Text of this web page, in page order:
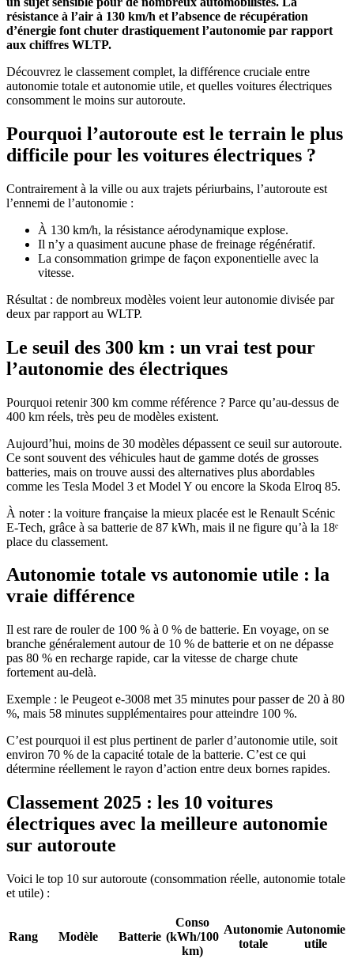
résistance à l’air à 130 km/h et l’absence de récupération
d’énergie font chuter drastiquement l’autonomie par rapport
aux chiffres WLTP.
Découvrez le classement complet, la différence cruciale entre
autonomie totale et autonomie utile, et quelles voitures électriques
consomment le moins sur autoroute.
Pourquoi l’autoroute est le terrain le plus
difficile pour les voitures électriques ?
Contrairement à la ville ou aux trajets périurbains, l’autoroute est
l’ennemi de l’autonomie :
À 130 km/h, la résistance aérodynamique explose.
Il n’y a quasiment aucune phase de freinage régénératif.
La consommation grimpe de façon exponentielle avec la
vitesse.
Résultat : de nombreux modèles voient leur autonomie divisée par
deux par rapport au WLTP.
Le seuil des 300 km : un vrai test pour
l’autonomie des électriques
Pourquoi retenir 300 km comme référence ? Parce qu’au-dessus de
400 km réels, très peu de modèles existent.
Aujourd’hui, moins de 30 modèles dépassent ce seuil sur autoroute.
Ce sont souvent des véhicules haut de gamme dotés de grosses
batteries, mais on trouve aussi des alternatives plus abordables
comme les Tesla Model 3 et Model Y ou encore la Skoda Elroq 85.
À noter : la voiture française la mieux placée est le Renault Scénic
E-Tech, grâce à sa batterie de 87 kWh, mais il ne figure qu’à la 18ᵉ
place du classement.
Autonomie totale vs autonomie utile : la
vraie différence
Il est rare de rouler de 100 % à 0 % de batterie. En voyage, on se
branche généralement autour de 10 % de batterie et on ne dépasse
pas 80 % en recharge rapide, car la vitesse de charge chute
fortement au-delà.
Exemple : le Peugeot e-3008 met 35 minutes pour passer de 20 à 80
%, mais 58 minutes supplémentaires pour atteindre 100 %.
C’est pourquoi il est plus pertinent de parler d’autonomie utile, soit
environ 70 % de la capacité totale de la batterie. C’est ce qui
détermine réellement le rayon d’action entre deux bornes rapides.
Classement 2025 : les 10 voitures
électriques avec la meilleure autonomie
sur autoroute
Voici le top 10 sur autoroute (consommation réelle, autonomie totale
et utile) :
Rang Modèle Batterie
Conso
(kWh/100
km)
Autonomie
totale
Autonomie
utile